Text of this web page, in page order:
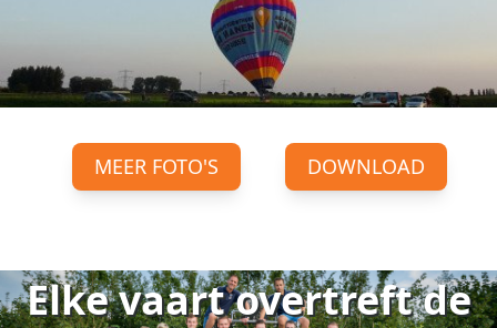
MEER FOTO'S DOWNLOAD
Elke vaart overtreft de